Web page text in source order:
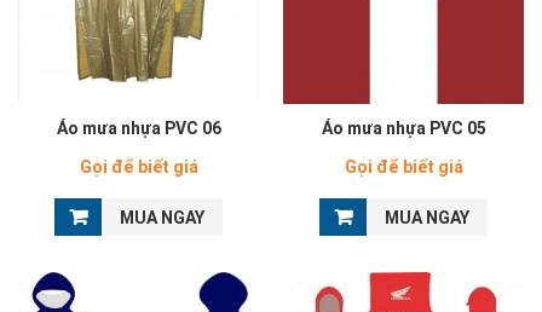
Áo mưa nhựa PVC 06
Gọi để biết giá
MUA NGAY
Áo mưa nhựa PVC 05
Gọi để biết giá
MUA NGAY